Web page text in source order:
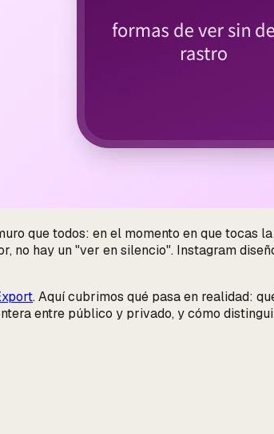
que todos: en el momento en que tocas
no hay un "ver en silencio". Instagram
. Aquí cubrimos qué pasa en realidad:
entre público y privado, y cómo